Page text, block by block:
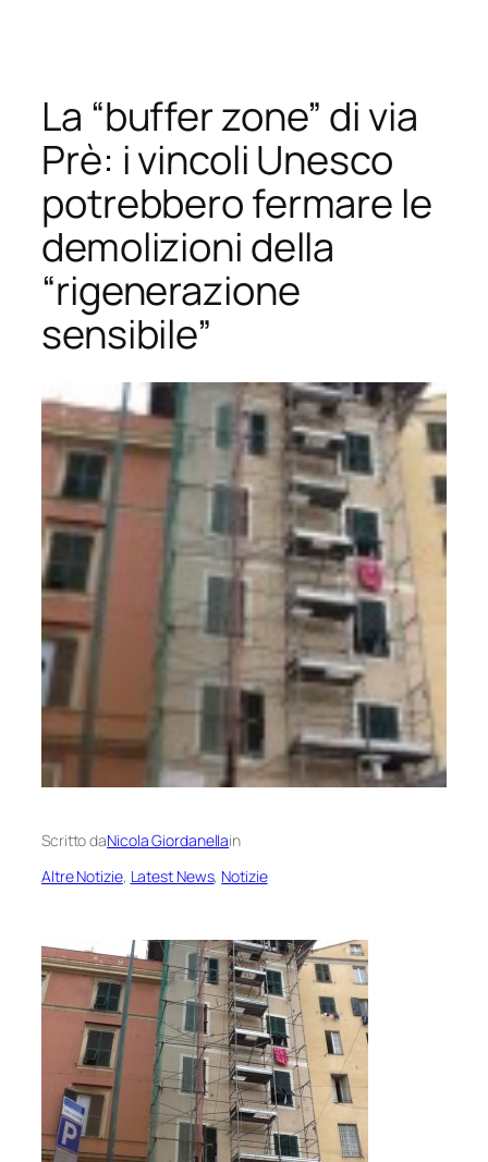
contenuto
La “buffer zone” di via
Prè: i vincoli Unesco
potrebbero fermare le
demolizioni della
“rigenerazione
sensibile”
Scritto daNicola Giordanellain
Altre Notizie, Latest News, Notizie